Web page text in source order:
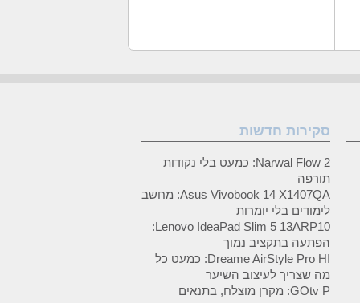
סקירות חדשות
Narwal Flow 2: כמעט בלי נקודות
תורפה
Asus Vivobook 14 X1407QA: מחשב
לימודים בלי יומרות
Lenovo IdeaPad Slim 5 13ARP10:
הפתעה בתקציב נמוך
Dreame AirStyle Pro HI: כמעט כל
מה שצריך לעיצוב השיער
GOtv P: מקרן מוצלח, בתנאים